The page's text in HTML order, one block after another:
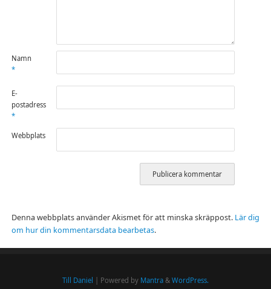
Namn
*
E-
postadress
*
Webbplats
Denna webbplats använder Akismet för att minska skräppost. Lär dig
om hur din kommentarsdata bearbetas.
Till Daniel | Powered by Mantra & WordPress.